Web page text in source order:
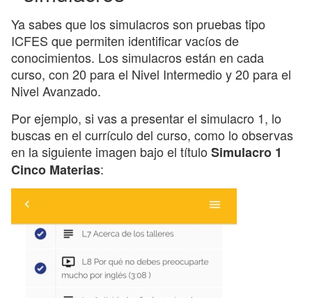
Ya sabes que los simulacros son pruebas tipo
ICFES que permiten identificar vacíos de
conocimientos. Los simulacros están en cada
curso, con 20 para el Nivel Intermedio y 20 para el
Nivel Avanzado.
Por ejemplo, si vas a presentar el simulacro 1, lo
buscas en el currículo del curso, como lo observas
en la siguiente imagen bajo el título Simulacro 1
Cinco Materias: